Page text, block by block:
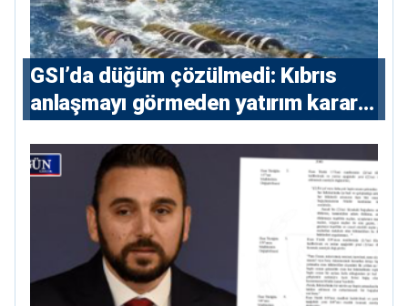
GSI’da düğüm çözülmedi: Kıbrıs
anlaşmayı görmeden yatırım kararı